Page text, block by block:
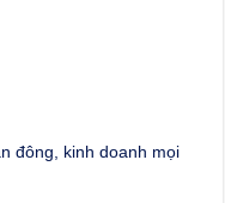
đông, kinh doanh mọi